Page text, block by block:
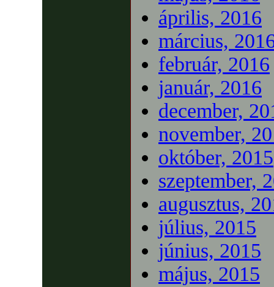
április, 2016
március,
február, 2016
január, 2016
december,
november,
október, 2015
szeptember,
augusztus,
július, 2015
június, 2015
május, 2015